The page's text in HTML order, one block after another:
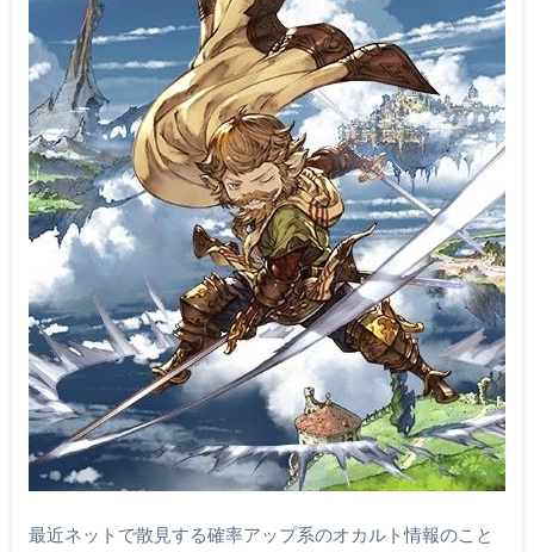
最近ネットで散見する確率アップ系のオカルト情報のこと